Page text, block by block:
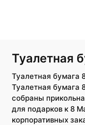
Туалетная
Туалетная бумага
Туалетная бумага
собраны
для подарков к 8
корпоративных